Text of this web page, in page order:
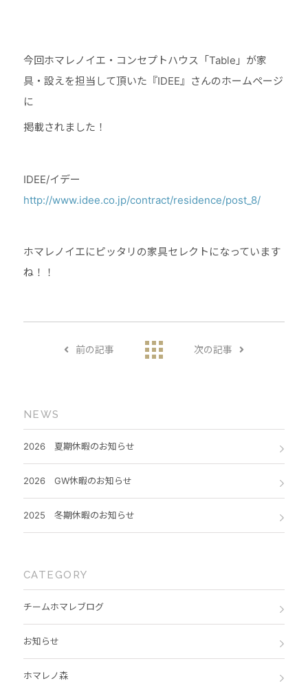
今回ホマレノイエ・コンセプトハウス「Table」が家
具・設えを担当して頂いた『IDEE』さんのホームページ
に
掲載されました！
IDEE/イデー
http://www.idee.co.jp/contract/residence/post_8/
ホマレノイエにピッタリの家具セレクトになっています
ね！！
前の記事 次の記事
NEWS
2026 夏期休暇のお知らせ
2026 GW休暇のお知らせ
2025 冬期休暇のお知らせ
CATEGORY
チームホマレブログ
お知らせ
ホマレノ森